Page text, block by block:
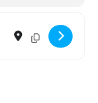
Address - Fastelavns
Destination